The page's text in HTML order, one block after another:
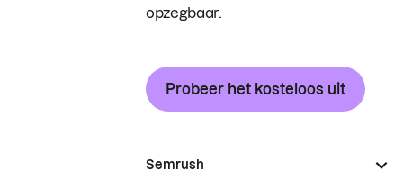
opzegbaar.
Probeer het kosteloos uit
Semrush